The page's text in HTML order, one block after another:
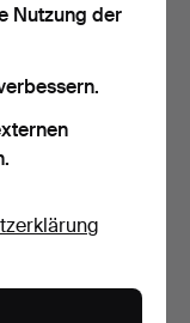
cm.
Nutzung der